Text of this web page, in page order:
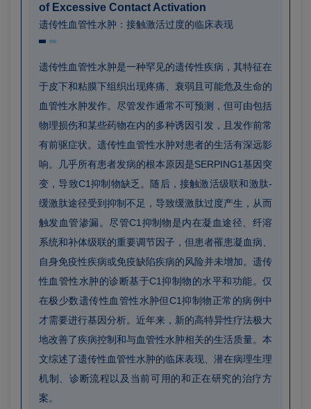
of Excessive Contact Activation
遗传性血管性水肿：接触激活过度的临床表现
遗传性血管性水肿是一种罕见的遗传性疾病，其特征在
于皮下和粘膜下组织出现疼痛、衰弱且可能危及生命的
血管性水肿发作。尽管发作通常不可预测，但可由包括
物理损伤和某些药物在内的多种诱因引发，且发作前常
有前驱症状。遗传性血管性水肿对患者的生活有深远影
响。几乎所有患者发病的根本原因是SERPING1基因突
变，导致C1抑制物缺乏。随后，接触激活级联和激肽-
缓激肽途径受到抑制不足，导致缓激肽过度产生，从而
触发血管渗漏。尽管C1抑制物是内在凝血途径、纤溶
系统和补体级联的重要调节因子，但患者罹患凝血病、
自身免疫性疾病或免疫缺陷疾病的风险并未增加。遗传
性血管性水肿的诊断基于C1抑制物的水平和功能。仅
在极少数遗传性血管性水肿但C1抑制物正常的病例中
才需要进行基因分析。近年来，新的高特异性疗法极大
地改善了疾病控制和与血管性水肿相关的生活质量。本
文综述了遗传性血管性水肿的临床表现、潜在病理生理
机制、诊断流程以及当前可用的和正在研究的治疗方
案。